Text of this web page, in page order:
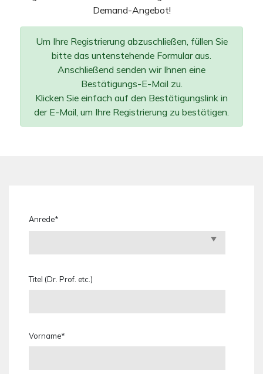
Demand-Angebot!
Um Ihre Registrierung abzuschließen, füllen Sie
bitte das untenstehende Formular aus.
Anschließend senden wir Ihnen eine
Bestätigungs-E-Mail zu.
Klicken Sie einfach auf den Bestätigungslink in
der E-Mail, um Ihre Registrierung zu bestätigen.
Anrede*
Titel (Dr. Prof. etc.)
Vorname*